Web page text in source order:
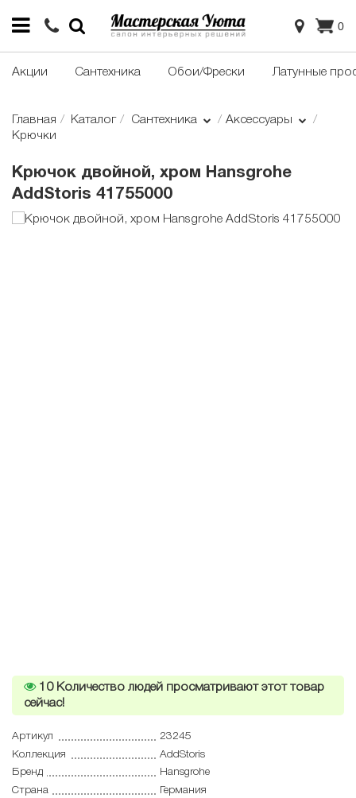
0
Акции Сантехника Обои/Фрески Латунные
Главная Каталог Сантехника
Аксессуары
Крючки
Крючок двойной, хром Hansgrohe
AddStoris 41755000
10Количество людей просматривают этот товар
сейчас!
Артикул
23245
Коллекция
AddStoris
Бренд
Hansgrohe
Страна
Германия